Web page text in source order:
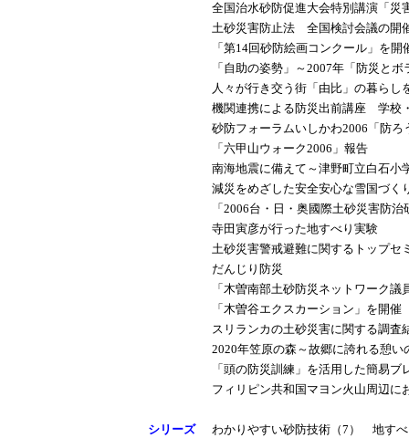
全国治水砂防促進大会特別講演「災
土砂災害防止法 全国検討会議の開
「第14回砂防絵画コンクール」を開
「自助の姿勢」～2007年「防災と
人々が行き交う街「由比」の暮ら
機関連携による防災出前講座 学校
砂防フォーラムいしかわ2006「防
「六甲山ウォーク2006」報告
南海地震に備えて～津野町立白石小
減災をめざした安全安心な雪国づく
「2006台・日・奥國際土砂災害防
寺田寅彦が行った地すべり実験
土砂災害警戒避難に関するトップセ
だんじり防災
「木曽南部土砂防災ネットワーク
「木曽谷エクスカーション」を開催
スリランカの土砂災害に関する調査
2020年笠原の森～故郷に誇れる憩い
「頭の防災訓練」を活用した簡易
フィリピン共和国マヨン火山周辺に
シリーズ わかりやすい砂防技術（7） 地す